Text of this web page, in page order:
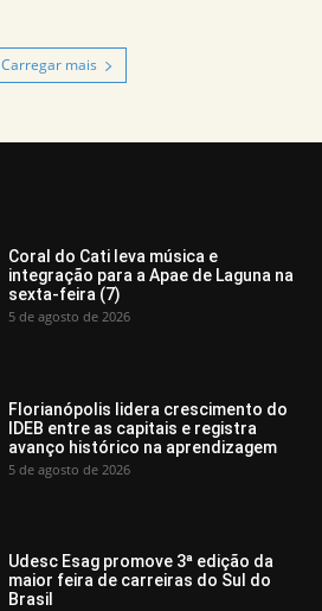
Carregar mais
Coral do Cati leva música e
integração para a Apae de Laguna na
sexta-feira (7)
5 de agosto de 2026
Florianópolis lidera crescimento do
IDEB entre as capitais e registra
avanço histórico na aprendizagem
5 de agosto de 2026
Udesc Esag promove 3ª edição da
maior feira de carreiras do Sul do
Brasil